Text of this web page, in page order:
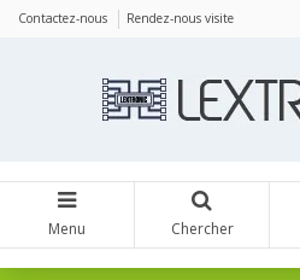
Contactez-nous Rendez-nous visite
Menu Chercher
Panneau de gestion des cookies